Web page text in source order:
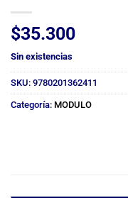
$35.300
Sin existencias
SKU: 9780201362411
Categoría: MODULO